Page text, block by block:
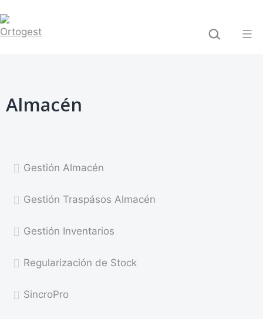
al
contenido
Almacén
Gestión Almacén
Gestión Traspásos Almacén
Gestión Inventarios
Regularización de Stock
SincroPro